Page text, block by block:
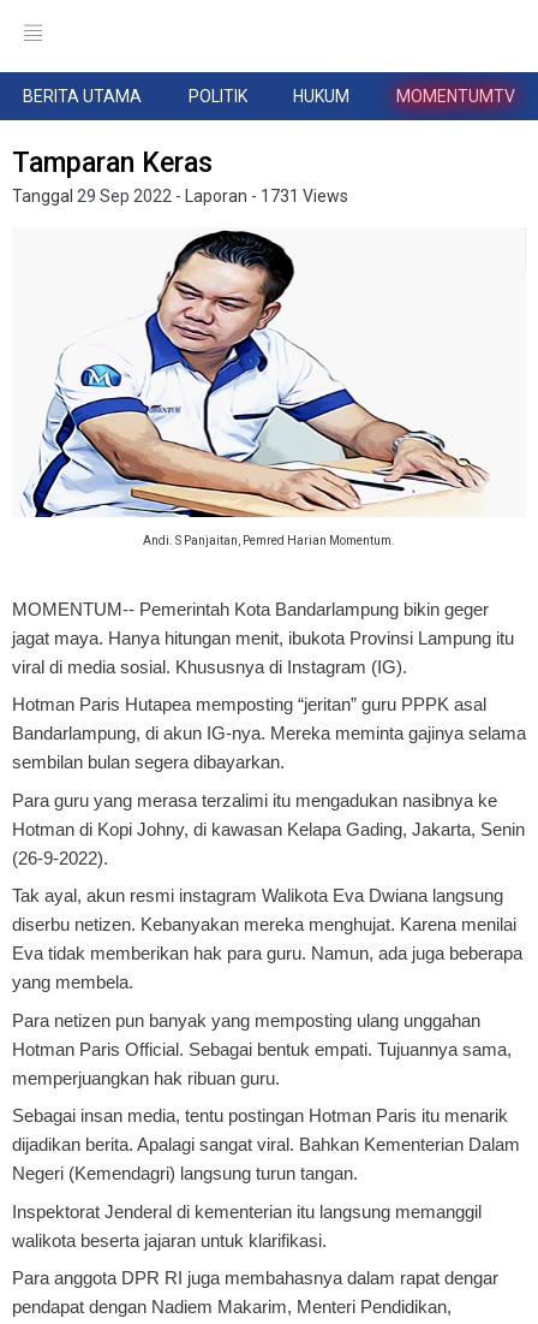
BERITA UTAMA POLITIK HUKUM MOMENTUMTV
Tamparan Keras
Tanggal 29 Sep 2022 - Laporan - 1731 Views
Andi. S Panjaitan, Pemred Harian Momentum.
MOMENTUM-- Pemerintah Kota Bandarlampung bikin geger
jagat maya. Hanya hitungan menit, ibukota Provinsi Lampung itu
viral di media sosial. Khususnya di Instagram (IG).
Hotman Paris Hutapea memposting “jeritan” guru PPPK asal
Bandarlampung, di akun IG-nya. Mereka meminta gajinya selama
sembilan bulan segera dibayarkan.
Para guru yang merasa terzalimi itu mengadukan nasibnya ke
Hotman di Kopi Johny, di kawasan Kelapa Gading, Jakarta, Senin
(26-9-2022).
Tak ayal, akun resmi instagram Walikota Eva Dwiana langsung
diserbu netizen. Kebanyakan mereka menghujat. Karena menilai
Eva tidak memberikan hak para guru. Namun, ada juga beberapa
yang membela.
Para netizen pun banyak yang memposting ulang unggahan
Hotman Paris Official. Sebagai bentuk empati. Tujuannya sama,
memperjuangkan hak ribuan guru.
Sebagai insan media, tentu postingan Hotman Paris itu menarik
dijadikan berita. Apalagi sangat viral. Bahkan Kementerian Dalam
Negeri (Kemendagri) langsung turun tangan.
Inspektorat Jenderal di kementerian itu langsung memanggil
walikota beserta jajaran untuk klarifikasi.
Para anggota DPR RI juga membahasnya dalam rapat dengar
pendapat dengan Nadiem Makarim, Menteri Pendidikan,